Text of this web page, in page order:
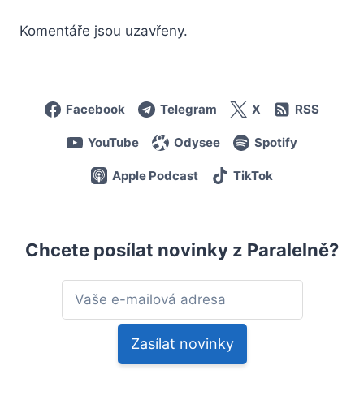
Komentáře jsou uzavřeny.
Facebook Telegram X RSS
YouTube Odysee Spotify
Apple Podcast TikTok
Chcete posílat novinky z Paralelně?